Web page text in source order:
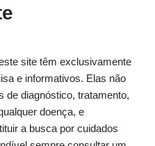
site têm exclusivamente
e informativos. Elas não
de diagnóstico, tratamento,
doença, e
a busca por cuidados